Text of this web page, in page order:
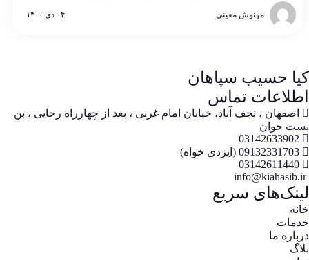
مهنوش معینی ۰۴ دی ۱۴۰۰
کیا حسیب سپاهان
اطلاعات تماس
اصفهان ، نجف آباد، خیابان امام غربی ، بعد از چهارراه رجایی ، بن
بست جوان
03142633902
09132331703 (ایزدی خواه)
03142611440
info@kiahasib.ir
لینک‌های سریع
خانه
خدمات
درباره ما
بلاگ